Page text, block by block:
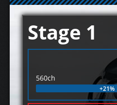
Stage 1
560ch
+21%